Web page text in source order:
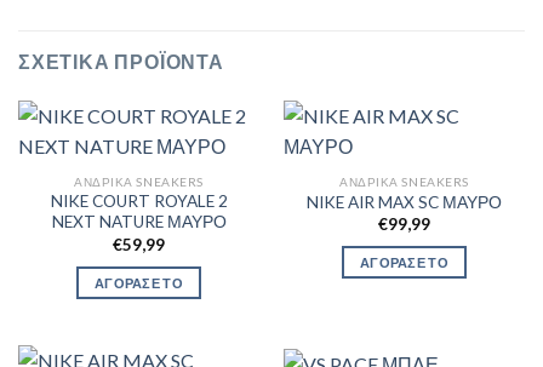
ΣΧΕΤΙΚΆ ΠΡΟΪΌΝΤΑ
ΑΝΔΡΙΚΆ SNEAKERS
NIKE COURT ROYALE 2
NEXT NATURE ΜΑΥΡΟ
€59,99
ΑΓΟΡΑΣΕ ΤΟ
ΑΝΔΡΙΚΆ SNEAKERS
NIKE AIR MAX SC ΜΑΥΡΟ
€99,99
ΑΓΟΡΑΣΕ ΤΟ